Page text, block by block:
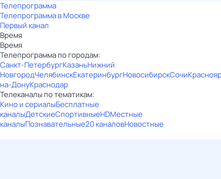
Телепрограмма
Телепрограмма в Москве
Первый канал
Время
Время
Телепрограмма по городам:
Санкт-ПетербургКазаньНижний
НовгородЧелябинскЕкатеринбургНовосибирскСочи
на-ДонуКраснодар
Телеканалы по тематикам:
Кино и сериалыБесплатные
каналыДетскиеСпортивныеHDМестные
каналыПознавательные20 каналовНовостные